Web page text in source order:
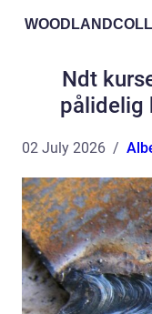
Ndt
pålidelig
02 July 2026